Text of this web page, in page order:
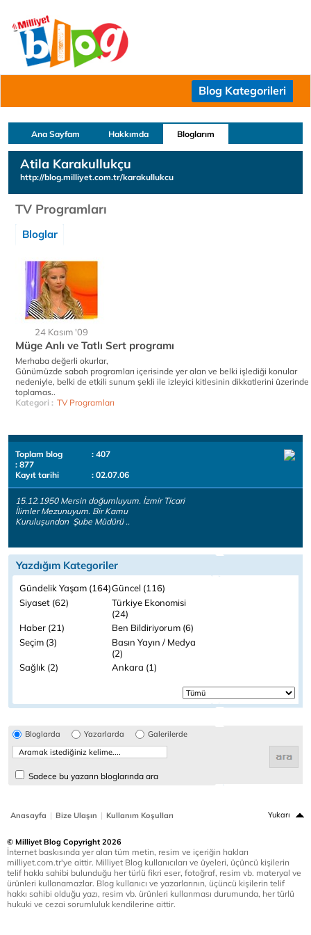
Blog Kategorileri
Ana Sayfam Hakkımda Bloglarım
Atila Karakullukçu
http://blog.milliyet.com.tr/karakullukcu
TV Programları
Bloglar
24 Kasım '09
Müge Anlı ve Tatlı Sert programı
Merhaba değerli okurlar,
Günümüzde sabah programları içerisinde yer alan ve belki işlediği konular
nedeniyle, belki de etkili sunum şekli ile izleyici kitlesinin dikkatlerini üzerinde
toplamas..
Kategori : TV Programları
Toplam blog
: 407
: 877
Kayıt tarihi
: 02.07.06
15.12.1950 Mersin doğumluyum. İzmir Ticari
İlimler Mezunuyum. Bir Kamu
Kuruluşundan Şube Müdürü ..
Yazdığım Kategoriler
Gündelik Yaşam (164)Güncel (116)
Siyaset (62)
Türkiye Ekonomisi
(24)
Haber (21)
Ben Bildiriyorum (6)
Seçim (3)
Basın Yayın / Medya
(2)
Sağlık (2) Ankara (1)
Bloglarda Yazarlarda Galerilerde
Sadece bu yazarın bloglarında ara
Anasayfa | Bize Ulaşın | Kullanım Koşulları Yukarı
© Milliyet Blog Copyright 2026
İnternet baskısında yer alan tüm metin, resim ve içeriğin hakları
milliyet.com.tr'ye aittir. Milliyet Blog kullanıcıları ve üyeleri, üçüncü kişilerin
telif hakkı sahibi bulunduğu her türlü fikri eser, fotoğraf, resim vb. materyal ve
ürünleri kullanamazlar. Blog kullanıcı ve yazarlarının, üçüncü kişilerin telif
hakkı sahibi olduğu yazı, resim vb. ürünleri kullanması durumunda, her türlü
hukuki ve cezai sorumluluk kendilerine aittir.